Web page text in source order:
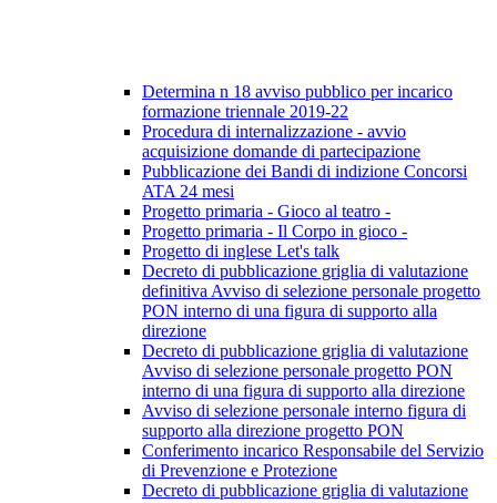
Determina n 18 avviso pubblico per incarico
formazione triennale 2019-22
Procedura di internalizzazione - avvio
acquisizione domande di partecipazione
Pubblicazione dei Bandi di indizione Concorsi
ATA 24 mesi
Progetto primaria - Gioco al teatro -
Progetto primaria - Il Corpo in gioco -
Progetto di inglese Let's talk
Decreto di pubblicazione griglia di valutazione
definitiva Avviso di selezione personale progetto
PON interno di una figura di supporto alla
direzione
Decreto di pubblicazione griglia di valutazione
Avviso di selezione personale progetto PON
interno di una figura di supporto alla direzione
Avviso di selezione personale interno figura di
supporto alla direzione progetto PON
Conferimento incarico Responsabile del Servizio
di Prevenzione e Protezione
Decreto di pubblicazione griglia di valutazione